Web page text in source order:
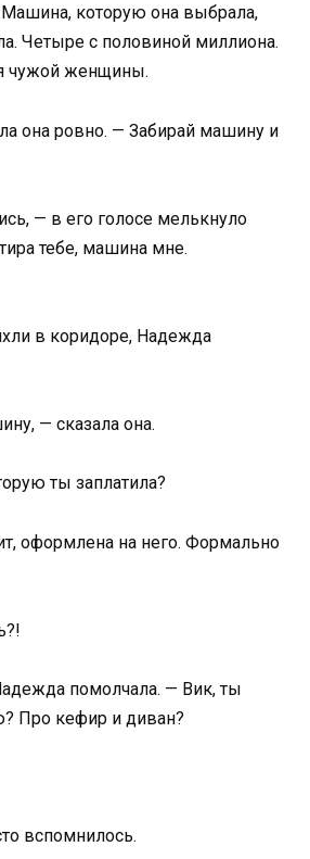
которую она выбрала,
Четыре с половиной миллиона.
чужой женщины.
она ровно. — Забирай машину и
— в его голосе мелькнуло
тебе, машина мне.
в коридоре, Надежда
— сказала она.
ты заплатила?
оформлена на него. Формально
помолчала. — Вик, ты
Про кефир и диван?
вспомнилось.